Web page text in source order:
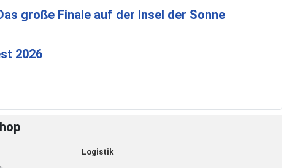
große Finale auf der Insel der Sonne
2026
Logistik